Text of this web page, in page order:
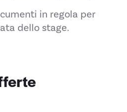
in regola per
dello stage.